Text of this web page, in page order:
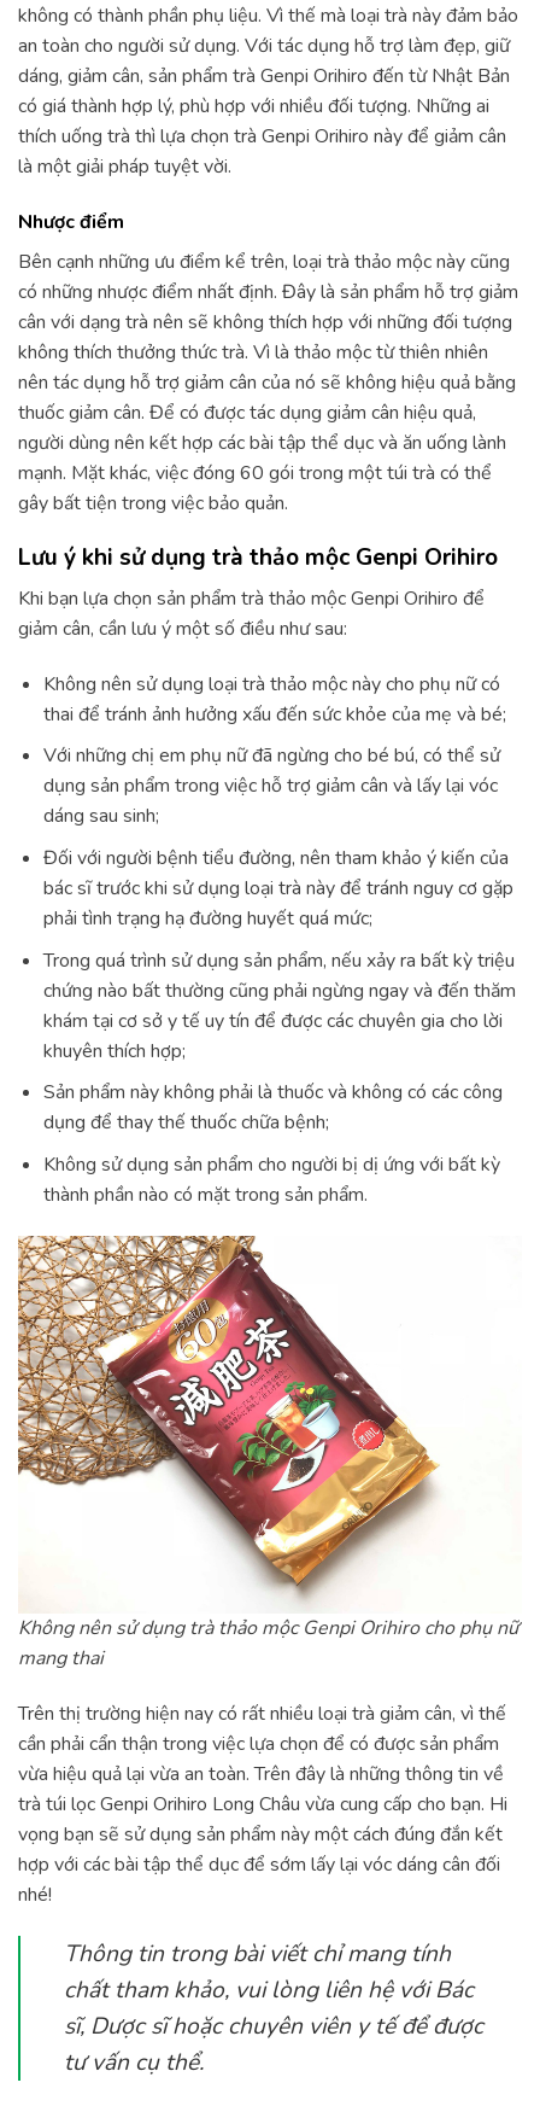
không có thành phần phụ liệu. Vì thế mà loại trà này đảm bảo
an toàn cho người sử dụng. Với tác dụng hỗ trợ làm đẹp, giữ
dáng, giảm cân, sản phẩm trà Genpi Orihiro đến từ Nhật Bản
có giá thành hợp lý, phù hợp với nhiều đối tượng. Những ai
thích uống trà thì lựa chọn trà Genpi Orihiro này để giảm cân
là một giải pháp tuyệt vời.
Nhược điểm
Bên cạnh những ưu điểm kể trên, loại trà thảo mộc này cũng
có những nhược điểm nhất định. Đây là sản phẩm hỗ trợ giảm
cân với dạng trà nên sẽ không thích hợp với những đối tượng
không thích thưởng thức trà. Vì là thảo mộc từ thiên nhiên
nên tác dụng hỗ trợ giảm cân của nó sẽ không hiệu quả bằng
thuốc giảm cân. Để có được tác dụng giảm cân hiệu quả,
người dùng nên kết hợp các bài tập thể dục và ăn uống lành
mạnh. Mặt khác, việc đóng 60 gói trong một túi trà có thể
gây bất tiện trong việc bảo quản.
Lưu ý khi sử dụng trà thảo mộc Genpi Orihiro
Khi bạn lựa chọn sản phẩm trà thảo mộc Genpi Orihiro để
giảm cân, cần lưu ý một số điều như sau:
Không nên sử dụng loại trà thảo mộc này cho phụ nữ có
thai để tránh ảnh hưởng xấu đến sức khỏe của mẹ và bé;
Với những chị em phụ nữ đã ngừng cho bé bú, có thể sử
dụng sản phẩm trong việc hỗ trợ giảm cân và lấy lại vóc
dáng sau sinh;
Đối với người bệnh tiểu đường, nên tham khảo ý kiến của
bác sĩ trước khi sử dụng loại trà này để tránh nguy cơ gặp
phải tình trạng hạ đường huyết quá mức;
Trong quá trình sử dụng sản phẩm, nếu xảy ra bất kỳ triệu
chứng nào bất thường cũng phải ngừng ngay và đến thăm
khám tại cơ sở y tế uy tín để được các chuyên gia cho lời
khuyên thích hợp;
Sản phẩm này không phải là thuốc và không có các công
dụng để thay thế thuốc chữa bệnh;
Không sử dụng sản phẩm cho người bị dị ứng với bất kỳ
thành phần nào có mặt trong sản phẩm.
Không nên sử dụng trà thảo mộc Genpi Orihiro cho phụ nữ
mang thai
Trên thị trường hiện nay có rất nhiều loại trà giảm cân, vì thế
cần phải cẩn thận trong việc lựa chọn để có được sản phẩm
vừa hiệu quả lại vừa an toàn. Trên đây là những thông tin về
trà túi lọc Genpi Orihiro Long Châu vừa cung cấp cho bạn. Hi
vọng bạn sẽ sử dụng sản phẩm này một cách đúng đắn kết
hợp với các bài tập thể dục để sớm lấy lại vóc dáng cân đối
nhé!
Thông tin trong bài viết chỉ mang tính
chất tham khảo, vui lòng liên hệ với Bác
sĩ, Dược sĩ hoặc chuyên viên y tế để được
tư vấn cụ thể.